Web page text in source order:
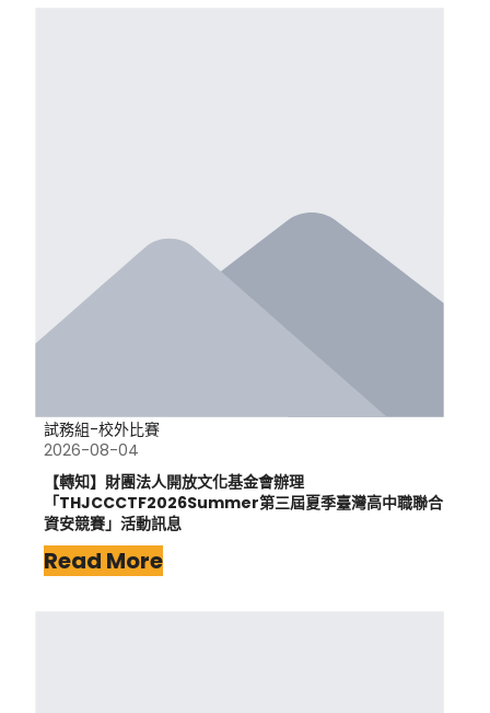
試務組-校外比賽
2026-08-04
【轉知】財團法人開放文化基金會辦理
「THJCCCTF2026Summer第三屆夏季臺灣高中職聯合
資安競賽」活動訊息
Read More